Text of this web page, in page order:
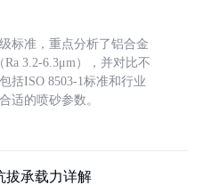
标准，重点分析了铝合金
3.2-6.3μm），并对比不
括ISO 8503-1标准和行业
适的喷砂参数。
拔承载力详解